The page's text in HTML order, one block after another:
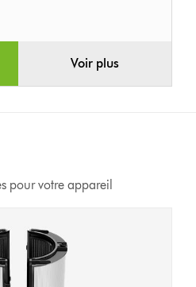
Voir plus
pour votre appareil